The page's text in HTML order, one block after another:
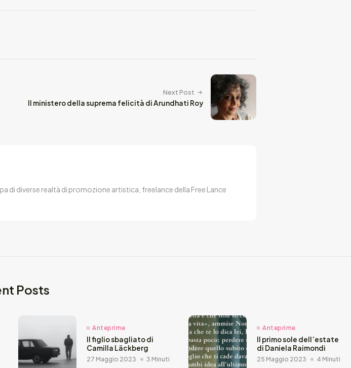
Next Post
Il ministero della suprema felicità di Arundhati Roy
di diverse realtà di promozione artistica, freelance della Free Lance
Posts
Anteprime
Il figlio sbagliato di
Camilla Läckberg
27 Maggio 2023 3 Minuti
Anteprime
Il primo sole dell’estate
di Daniela Raimondi
25 Maggio 2023 4 Minuti